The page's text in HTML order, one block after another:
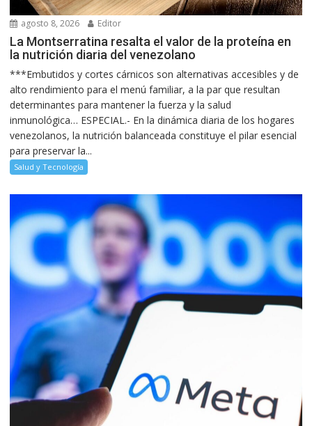
agosto 8, 2026 Editor
La Montserratina resalta el valor de la proteína en
la nutrición diaria del venezolano
***Embutidos y cortes cárnicos son alternativas accesibles y de
alto rendimiento para el menú familiar, a la par que resultan
determinantes para mantener la fuerza y la salud
inmunológica… ESPECIAL.- En la dinámica diaria de los hogares
venezolanos, la nutrición balanceada constituye el pilar esencial
para preservar la...
Salud y Tecnología